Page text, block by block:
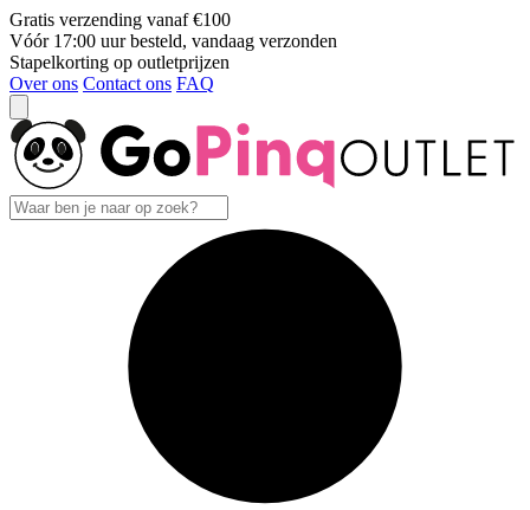
Gratis verzending vanaf €100
Vóór 17:00 uur besteld, vandaag verzonden
Stapelkorting op outletprijzen
Over ons Contact ons FAQ